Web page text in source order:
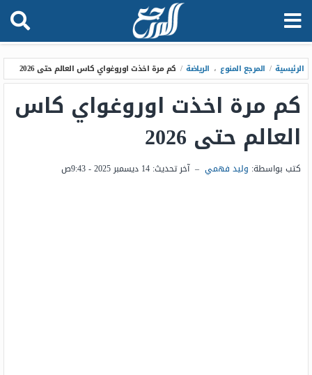
الرئيسية / المرجع المنوع ، الرياضة / كم مرة اخذت اوروغواي كاس العالم حتى 2026
كم مرة اخذت اوروغواي كاس
العالم حتى 2026
كتب بواسطة: وليد فهمي – آخر تحديث: 14 ديسمبر 2025 - 9:43ص